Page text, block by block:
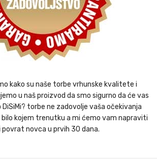
kako su naše torbe vrhunske kvalitete i
u naš proizvod da smo sigurno da će vas
torbe ne zadovolje vaša očekivanja
kojem trenutku a mi ćemo vam napraviti
povrat novca u prvih 30 dana.